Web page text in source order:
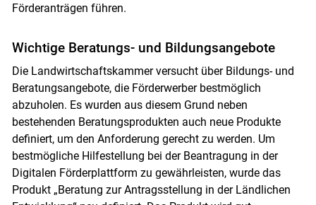
Skip to main content
Förderanträgen führen.
Wichtige Beratungs- und Bildungsangebote
Die Landwirtschaftskammer versucht über Bildungs- und
Beratungsangebote, die Förderwerber bestmöglich
abzuholen. Es wurden aus diesem Grund neben
bestehenden Beratungsprodukten auch neue Produkte
definiert, um den Anforderung gerecht zu werden. Um
bestmögliche Hilfestellung bei der Beantragung in der
Digitalen Förderplattform zu gewährleisten, wurde das
Produkt „Beratung zur Antragsstellung in der Ländlichen